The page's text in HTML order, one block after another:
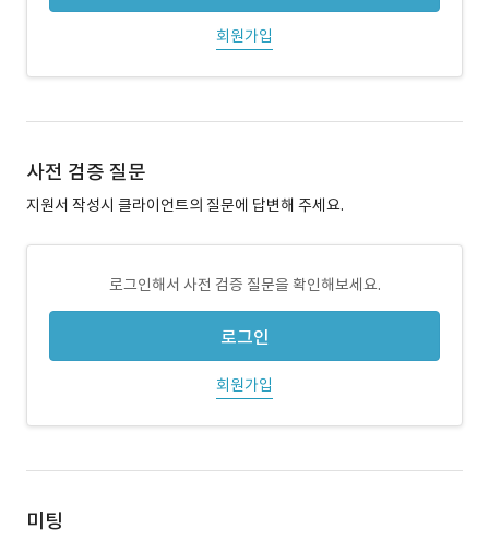
회원가입
사전 검증 질문
지원서 작성시 클라이언트의 질문에 답변해 주세요.
로그인해서 사전 검증 질문을 확인해보세요.
로그인
회원가입
미팅